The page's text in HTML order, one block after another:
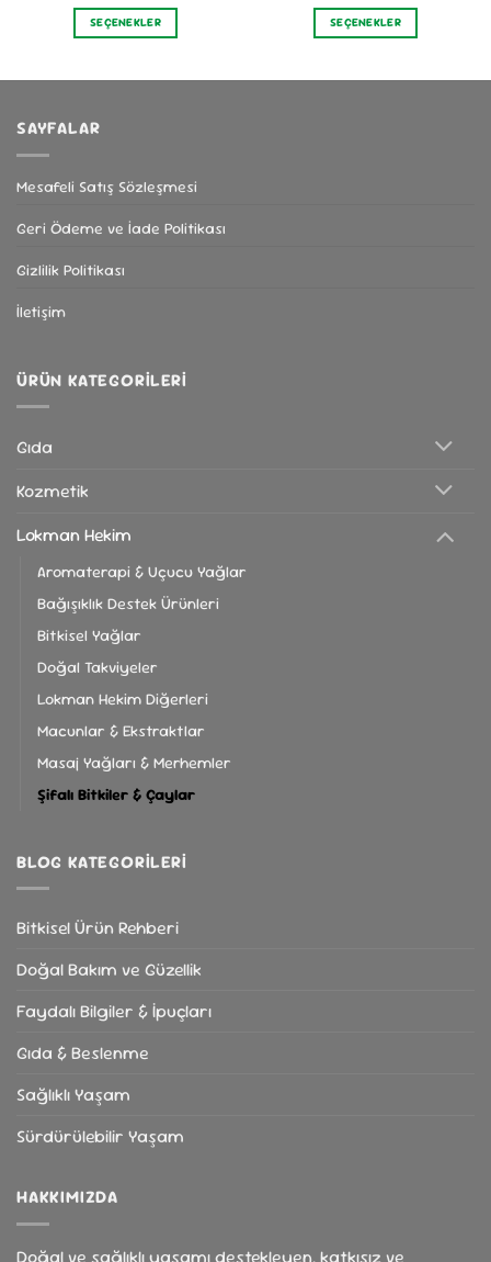
₺100,00
-
₺300,00
SEÇENEKLER
Seçenekler
sayfasından
₺440,00
₺1.300,00
SEÇENEKLER
SAYFALAR
Mesafeli Satış Sözleşmesi
Geri Ödeme ve İade Politikası
Gizlilik Politikası
İletişim
ÜRÜN KATEGORILERI
Gıda
Kozmetik
Lokman Hekim
Aromaterapi & Uçucu Yağlar
Bağışıklık Destek Ürünleri
Bitkisel Yağlar
Doğal Takviyeler
Lokman Hekim Diğerleri
Macunlar & Ekstraktlar
Masaj Yağları & Merhemler
Şifalı Bitkiler & Çaylar
BLOG KATEGORILERI
Bitkisel Ürün Rehberi
Doğal Bakım ve Güzellik
Faydalı Bilgiler & İpuçları
Gıda & Beslenme
Sağlıklı Yaşam
Sürdürülebilir Yaşam
HAKKIMIZDA
Doğal ve sağlıklı yaşamı destekleyen, katkısız ve